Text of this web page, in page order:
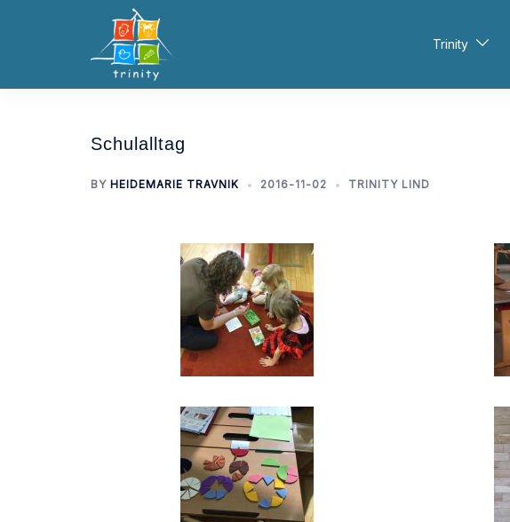
Trinity
Schulalltag
BY HEIDEMARIE TRAVNIK 2016-11-02 TRINITY LIND